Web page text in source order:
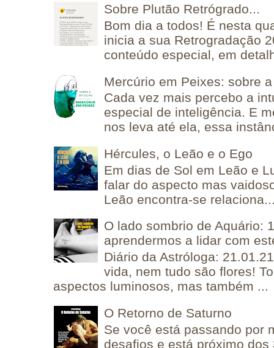
Sobre Plutão Retrógrado...
Bom dia a todos! É nesta
inicia a sua Retrogradação
conteúdo especial, em
Mercúrio em Peixes: sobre
Cada vez mais percebo a
especial de inteligência. E
nos leva até ela, essa
Hércules, o Leão e o Ego
Em dias de Sol em Leão e
falar do aspecto mas
Leão encontra-se
O lado sombrio de Aquário:
aprendermos a lidar com
Diário da Astróloga:
vida, nem tudo são flores!
aspectos luminosos, mas também ...
O Retorno de Saturno
Se você está passando por
desafios e está próximo